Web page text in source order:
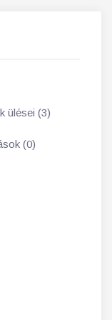
ülései (3)
(0)